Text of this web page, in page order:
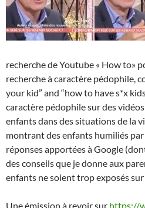
recherche de Youtube « How to»
recherche à caractère pédophile ,
your kid” and “how to have s*x
caractère pédophile sur des
enfants dans des situations de la
montrant des enfants humiliés
réponses apportées à Google
des conseils que je donne aux
enfants ne soient trop exposés sur
Une émission à revoir sur https://